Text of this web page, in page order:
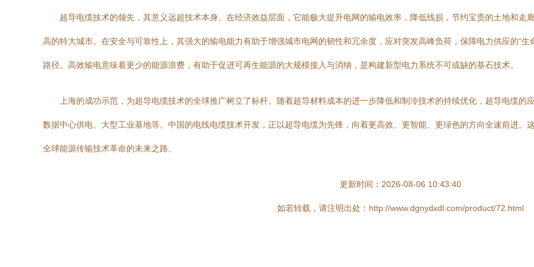
超导电缆技术的领先，其意义远超技术本身。在经济效益层面，它能极大提升电网的输电效率，降低线损，节约宝贵的土地和走
高的特大城市。在安全与可靠性上，其强大的输电能力有助于增强城市电网的韧性和冗余度，应对突发高峰负荷，保障电力供应的“
路径。高效输电意味着更少的能源浪费，有助于促进可再生能源的大规模接入与消纳，是构建新型电力系统不可或缺的基石技术。
上海的成功示范，为超导电缆技术的全球推广树立了标杆。随着超导材料成本的进一步降低和制冷技术的持续优化，超导电缆
数据中心供电、大型工业基地等。中国的电线电缆技术开发，正以超导电缆为先锋，向着更高效、更智能、更绿色的方向全速前进。
全球能源传输技术革命的未来之路。
更新时间：2026-08-06 10:43:40
如若转载，请注明出处：http://www.dgnydxdl.com/product/72.html